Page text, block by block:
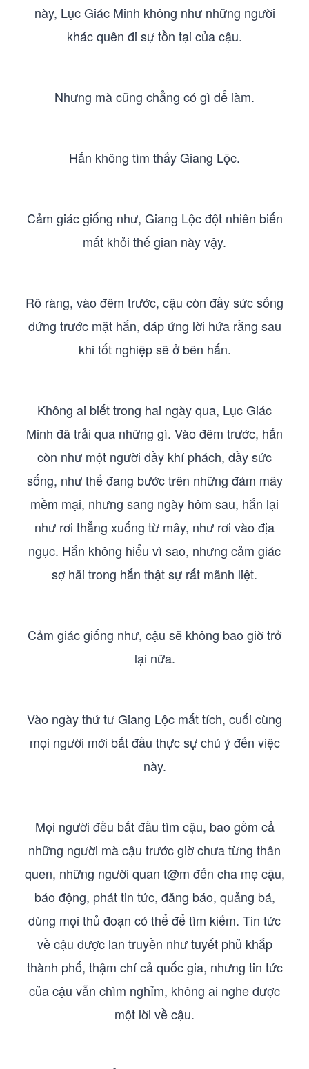
này, Lục Giác Minh không như những người
khác quên đi sự tồn tại của cậu.
Nhưng mà cũng chẳng có gì để làm.
Hắn không tìm thấy Giang Lộc.
Cảm giác giống như, Giang Lộc đột nhiên biến
mất khỏi thế gian này vậy.
Rõ ràng, vào đêm trước, cậu còn đầy sức sống
đứng trước mặt hắn, đáp ứng lời hứa rằng sau
khi tốt nghiệp sẽ ở bên hắn.
Không ai biết trong hai ngày qua, Lục Giác
Minh đã trải qua những gì. Vào đêm trước, hắn
còn như một người đầy khí phách, đầy sức
sống, như thể đang bước trên những đám mây
mềm mại, nhưng sang ngày hôm sau, hắn lại
như rơi thẳng xuống từ mây, như rơi vào địa
ngục. Hắn không hiểu vì sao, nhưng cảm giác
sợ hãi trong hắn thật sự rất mãnh liệt.
Cảm giác giống như, cậu sẽ không bao giờ trở
lại nữa.
Vào ngày thứ tư Giang Lộc mất tích, cuối cùng
mọi người mới bắt đầu thực sự chú ý đến việc
này.
Mọi người đều bắt đầu tìm cậu, bao gồm cả
những người mà cậu trước giờ chưa từng thân
quen, những người quan t@m đến cha mẹ cậu,
báo động, phát tin tức, đăng báo, quảng bá,
dùng mọi thủ đoạn có thể để tìm kiếm. Tin tức
về cậu được lan truyền như tuyết phủ khắp
thành phố, thậm chí cả quốc gia, nhưng tin tức
của cậu vẫn chìm nghỉm, không ai nghe được
một lời về cậu.